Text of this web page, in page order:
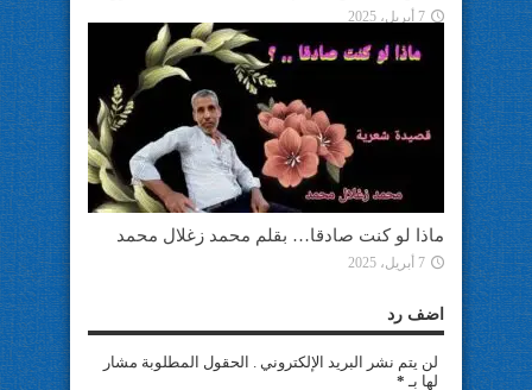
7 أبريل، 2025
ماذا لو كنت صادقا… بقلم محمد زغلال محمد
7 أبريل، 2025
اضف رد
لن يتم نشر البريد الإلكتروني . الحقول المطلوبة مشار
لها بـ *